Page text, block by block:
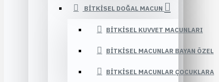
BITKISEL DOĞAL MACUN
BITKISEL KUVVET MACUNLARI
BITKISEL MACUNLAR BAYAN ÖZEL
BITKISEL MACUNLAR ÇOCUKLARA